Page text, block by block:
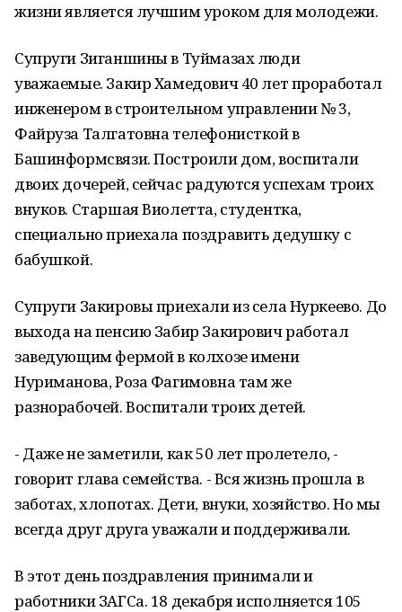
жизни является лучшим уроком для молодежи.
Супруги Зиганшины в Туймазах люди
уважаемые. Закир Хамедович 40 лет проработал
инженером в строительном управлении № 3,
Файруза Талгатовна телефонисткой в
Башинформсвязи. Построили дом, воспитали
двоих дочерей, сейчас радуются успехам троих
внуков. Старшая Виолетта, студентка,
специально приехала поздравить дедушку с
бабушкой.
Супруги Закировы приехали из села Нуркеево. До
выхода на пенсию Забир Закирович работал
заведующим фермой в колхозе имени
Нуриманова, Роза Фагимовна там же
разнорабочей. Воспитали троих детей.
- Даже не заметили, как 50 лет пролетело, -
говорит глава семейства. - Вся жизнь прошла в
заботах, хлопотах. Дети, внуки, хозяйство. Но мы
всегда друг друга уважали и поддерживали.
В этот день поздравления принимали и
работники ЗАГСа. 18 декабря исполняется 105